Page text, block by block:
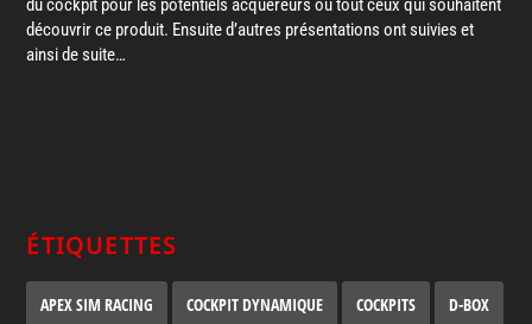
du cockpit pour les potentiels acquéreurs ou tout ceux qui souhaitent
découvrir ce produit. Ensuite d’autres présentations ont suivies et
ainsi de suite…
ÉTIQUETTES
APEX SIM RACING COCKPIT DYNAMIQUE COCKPITS D-BOX